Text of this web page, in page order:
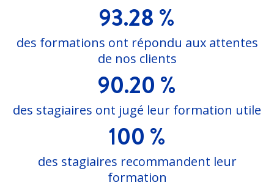
93.28 %
des formations ont répondu aux attentes
de nos clients
90.20 %
des stagiaires ont jugé leur formation utile
100 %
des stagiaires recommandent leur
formation